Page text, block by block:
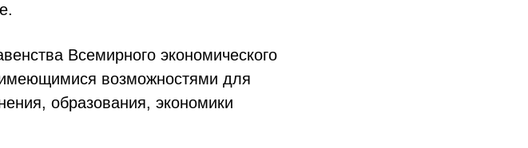
Всемирного экономического
возможностями для
образования, экономики